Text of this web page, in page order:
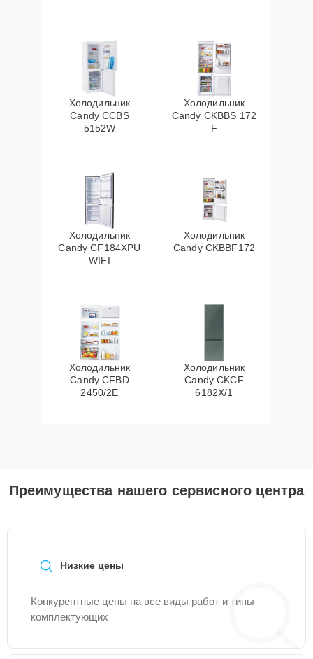
Холодильник
Candy CCBS
5152W
Холодильник
Candy CKBBS 172
F
Холодильник
Candy CF184XPU
WIFI
Холодильник
Candy CKBBF172
Холодильник
Candy CFBD
2450/2E
Холодильник
Candy CKCF
6182X/1
Преимущества нашего сервисного центра
Низкие цены
Конкурентные цены на все виды работ и типы
комплектующих